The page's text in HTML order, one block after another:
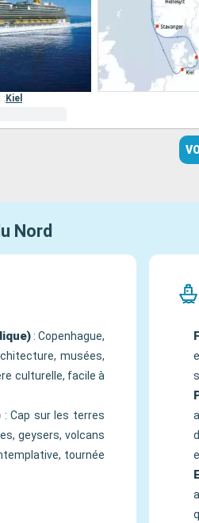
: Kiel
Nord
: Copenhague,
musées,
culturelle, facile à
: Cap sur les terres
geysers, volcans
tournée